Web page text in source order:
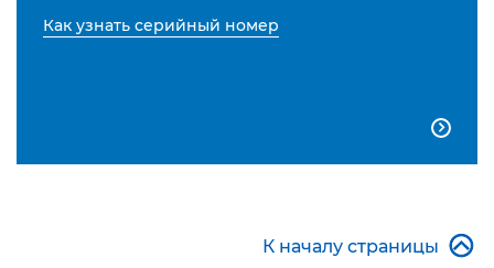
Как узнать серийный номер

К началу страницы 